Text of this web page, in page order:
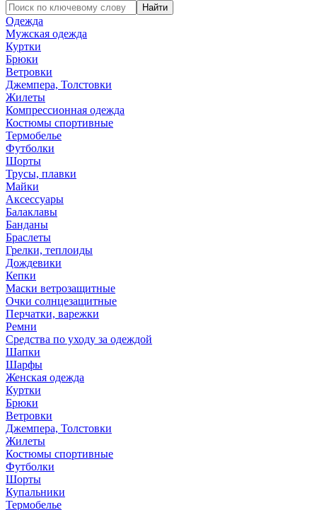
Найти
Одежда
Мужская одежда
Куртки
Брюки
Ветровки
Джемпера, Толстовки
Жилеты
Компрессионная одежда
Костюмы спортивные
Термобелье
Футболки
Шорты
Трусы, плавки
Майки
Аксессуары
Балаклавы
Банданы
Браслеты
Грелки, теплоиды
Дождевики
Кепки
Маски ветрозащитные
Очки солнцезащитные
Перчатки, варежки
Ремни
Средства по уходу за одеждой
Шапки
Шарфы
Женская одежда
Куртки
Брюки
Ветровки
Джемпера, Толстовки
Жилеты
Костюмы спортивные
Футболки
Шорты
Купальники
Термобелье